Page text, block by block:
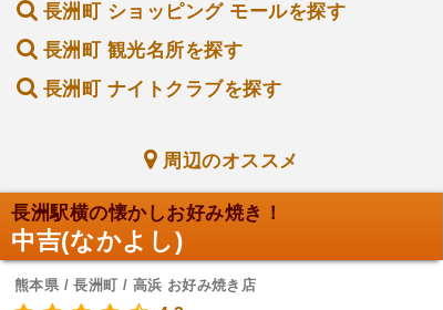
長洲町 ショッピング モールを探す
長洲町 観光名所を探す
長洲町 ナイトクラブを探す
周辺のオススメ
長洲駅横の懐かしお好み焼き！
中吉(なかよし)
熊本県 / 長洲町 / 高浜 お好み焼き店